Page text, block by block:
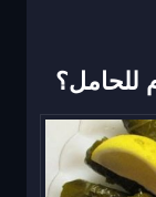
للحامل؟